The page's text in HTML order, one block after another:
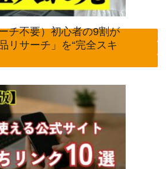
チ不要）初心者の9割が
リサーチ」を“完全スキ